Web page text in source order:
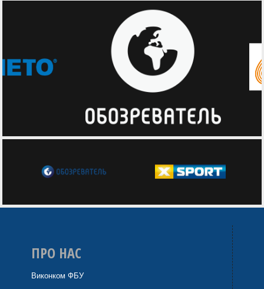
ПРО НАС
Виконком ФБУ